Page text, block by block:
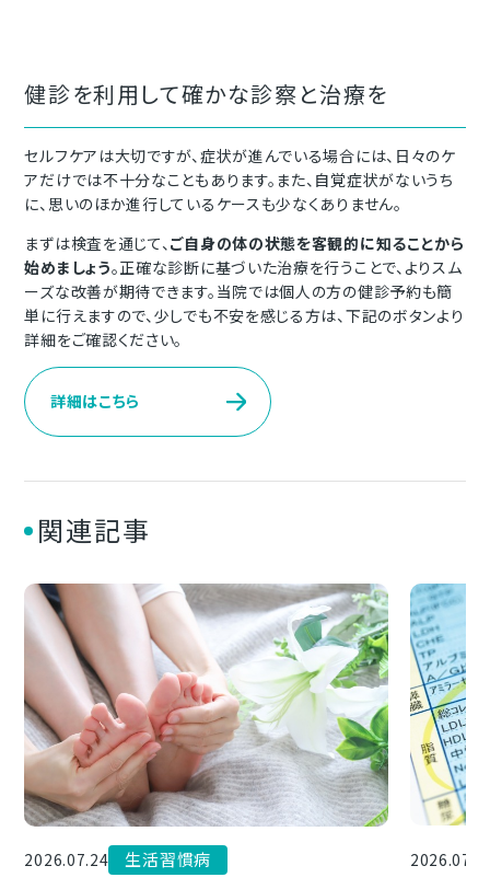
健診を利用して確かな診察と治療を
セルフケアは大切ですが、症状が進んでいる場合には、日々のケ
アだけでは不十分なこともあります。また、自覚症状がないうち
に、思いのほか進行しているケースも少なくありません。
まずは検査を通じて、 ご自身の体の状態を客観的に知ることから
始めましょう。正確な診断に基づいた治療を行うことで、よりスム
ーズな改善が期待できます。当院では個人の方の健診予約も簡
単に行えますので、少しでも不安を感じる方は、下記のボタンより
詳細をご確認ください。
詳細はこちら
関連記事
2026.07.24 生活習慣病